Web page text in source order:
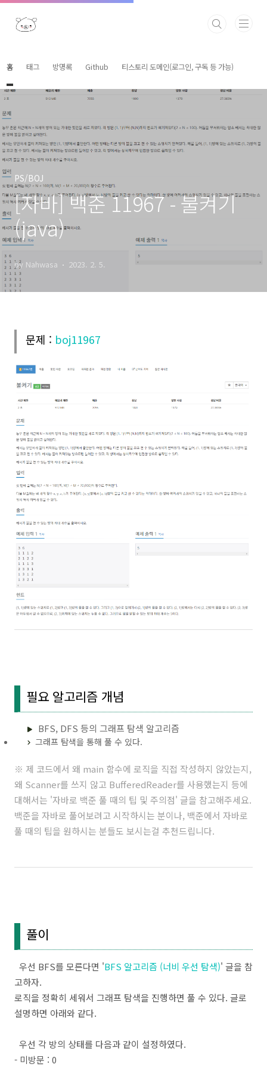
본문 바로가기
홈 태그 방명록 Github 티스토리 도메인(로그인, 구독 등 가능)
PS/BOJ
[자바] 백준 11967 - 불켜기
(java)
by Nahwasa 2023. 2. 5.
문제 : boj11967
필요 알고리즘 개념
BFS, DFS 등의 그래프 탐색 알고리즘
그래프 탐색을 통해 풀 수 있다.
※ 제 코드에서 왜 main 함수에 로직을 직접 작성하지 않았는지,
왜 Scanner를 쓰지 않고 BufferedReader를 사용했는지 등에
대해서는 '자바로 백준 풀 때의 팁 및 주의점' 글을 참고해주세요.
백준을 자바로 풀어보려고 시작하시는 분이나, 백준에서 자바로
풀 때의 팁을 원하시는 분들도 보시는걸 추천드립니다.
풀이
우선 BFS를 모른다면 'BFS 알고리즘 (너비 우선 탐색)' 글을 참
고하자.
로직을 정확히 세워서 그래프 탐색을 진행하면 풀 수 있다. 글로
설명하면 아래와 같다.
우선 각 방의 상태를 다음과 같이 설정하였다.
- 미방문 : 0